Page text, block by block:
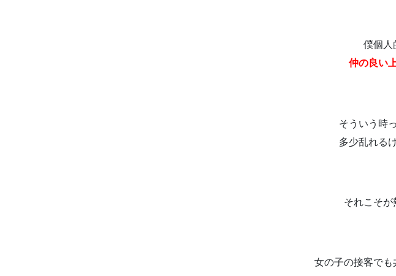
僕個人
仲の良い
そういう時
多少乱れる
それこそが
女の子の接客で